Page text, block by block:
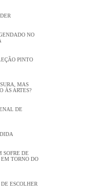
NO
PINTO
MAS
ÀS ARTES?
DE
SOFRE DE
TORNO DO
ESCOLHER